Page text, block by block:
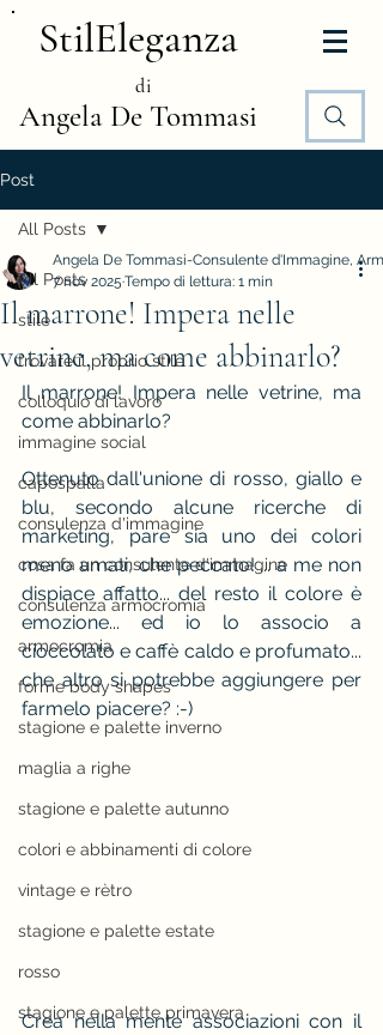
StilEleganza
di
Angela De Tommasi
Post
All Posts
stile
trovare il proprio stile
colloquio di lavoro
immagine social
capospalla
consulenza d'immagine
cosa fa un consulente d'immagine
consulenza armocromia
armocromia
forme body shapes
stagione e palette inverno
maglia a righe
stagione e palette autunno
colori e abbinamenti di colore
vintage e rètro
stagione e palette estate
rosso
stagione e palette primavera
All Posts
Il marrone! Impera nelle
vetrine, ma come abbinarlo?
Angela De Tommasi-Consulente d'Immagine,
7 nov 2025 Tempo di lettura: 1 min
Il marrone! Impera nelle vetrine, ma
come abbinarlo?
Ottenuto dall'unione di rosso, giallo e
blu, secondo alcune ricerche di
marketing, pare sia uno dei colori
meno amati, che peccato! ... a me non
dispiace affatto... del resto il colore è
emozione... ed io lo associo a
cioccolato e caffè caldo e profumato...
che altro si potrebbe aggiungere per
farmelo piacere? :-)
Crea nella mente associazioni con il